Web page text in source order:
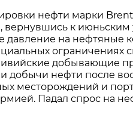
нефти марки
вернувшись к
давление на нефтяные
ограничениях
добывающие
добычи нефти после
месторождений и
Падал спрос на